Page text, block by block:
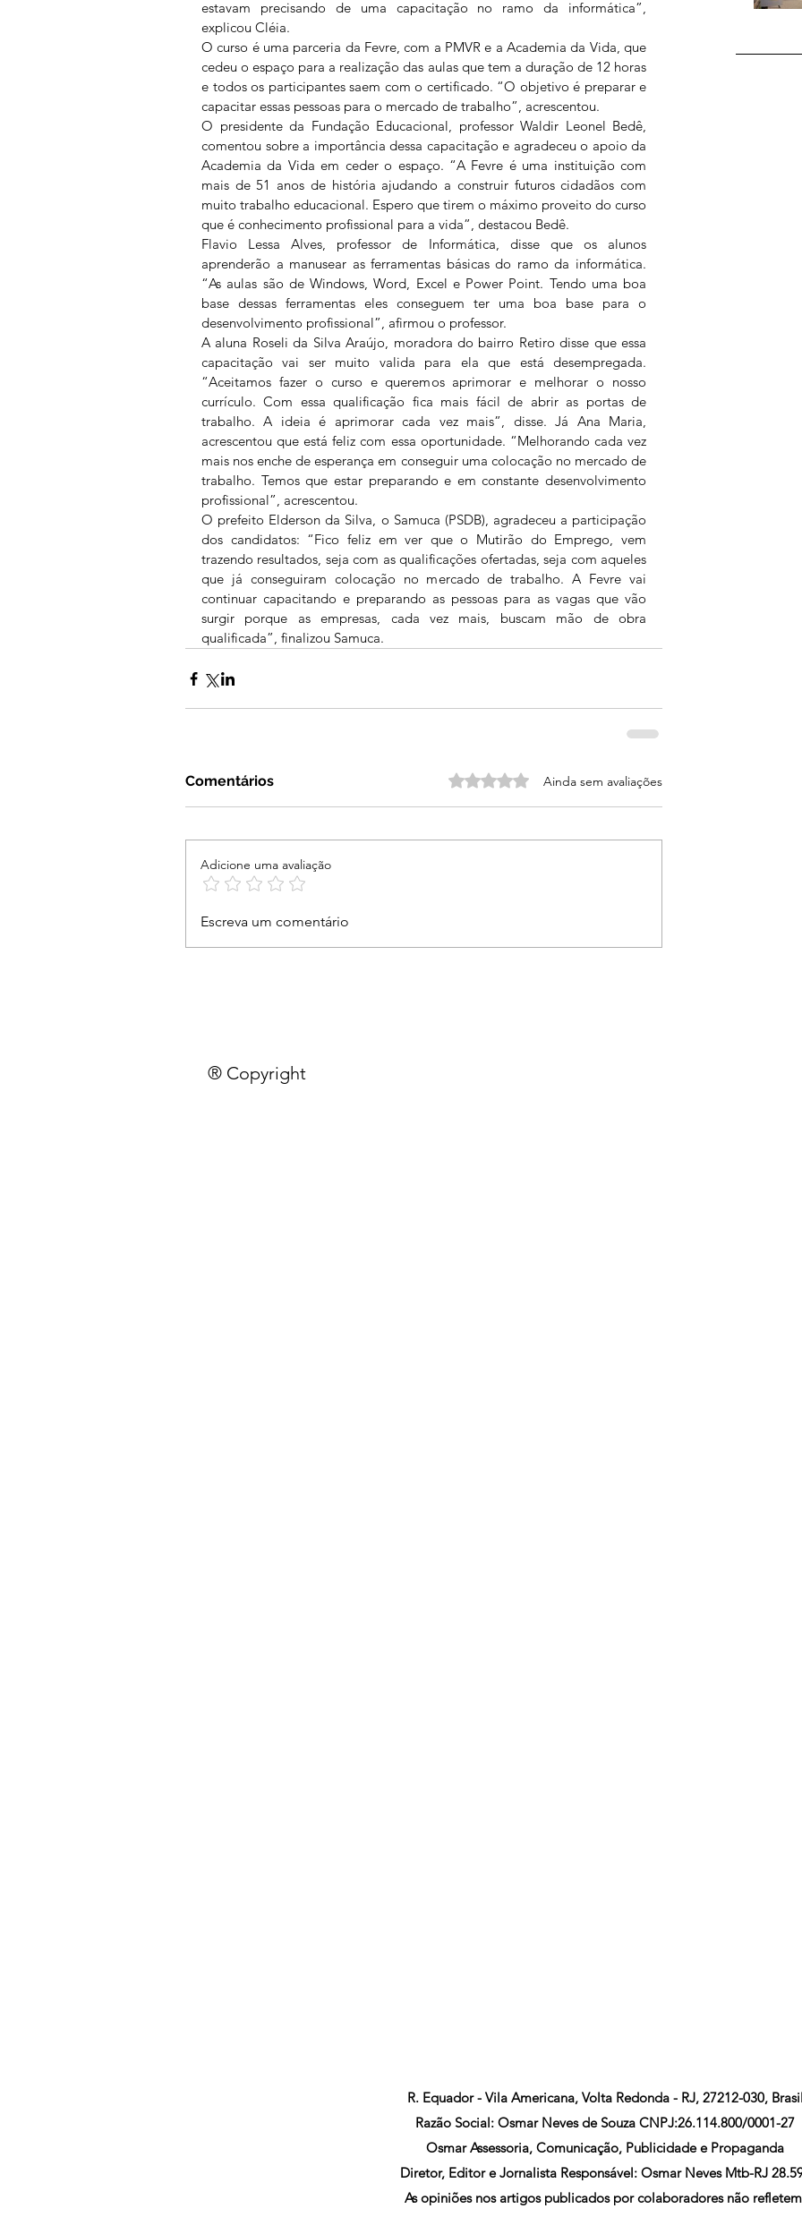
estavam precisando de uma capacitação no ramo da informática”,
explicou Cléia.
O curso é uma parceria da Fevre, com a PMVR e a Academia da Vida, que
cedeu o espaço para a realização das aulas que tem a duração de 12 horas
e todos os participantes saem com o certificado. “O objetivo é preparar e
capacitar essas pessoas para o mercado de trabalho”, acrescentou.
O presidente da Fundação Educacional, professor Waldir Leonel Bedê,
comentou sobre a importância dessa capacitação e agradeceu o apoio da
Academia da Vida em ceder o espaço. “A Fevre é uma instituição com
mais de 51 anos de história ajudando a construir futuros cidadãos com
muito trabalho educacional. Espero que tirem o máximo proveito do curso
que é conhecimento profissional para a vida”, destacou Bedê.
Flavio Lessa Alves, professor de Informática, disse que os alunos
aprenderão a manusear as ferramentas básicas do ramo da informática.
“As aulas são de Windows, Word, Excel e Power Point. Tendo uma boa
base dessas ferramentas eles conseguem ter uma boa base para o
desenvolvimento profissional”, afirmou o professor.
A aluna Roseli da Silva Araújo, moradora do bairro Retiro disse que essa
capacitação vai ser muito valida para ela que está desempregada.
“Aceitamos fazer o curso e queremos aprimorar e melhorar o nosso
currículo. Com essa qualificação fica mais fácil de abrir as portas de
trabalho. A ideia é aprimorar cada vez mais”, disse. Já Ana Maria,
acrescentou que está feliz com essa oportunidade. “Melhorando cada vez
mais nos enche de esperança em conseguir uma colocação no mercado de
trabalho. Temos que estar preparando e em constante desenvolvimento
profissional”, acrescentou.
O prefeito Elderson da Silva, o Samuca (PSDB), agradeceu a participação
dos candidatos: “Fico feliz em ver que o Mutirão do Emprego, vem
trazendo resultados, seja com as qualificações ofertadas, seja com aqueles
que já conseguiram colocação no mercado de trabalho. A Fevre vai
continuar capacitando e preparando as pessoas para as vagas que vão
surgir porque as empresas, cada vez mais, buscam mão de obra
qualificada”, finalizou Samuca.
Comentários Avaliado com 0 de 5 estrelas.
Ainda sem avaliações
Adicione uma avaliação
Escreva um comentário
® Copyright
R. Equador - Vila Americana, Volta Redonda - RJ, 27212-030, Brasil
Razão Social: Osmar Neves de Souza CNPJ:26.114.800/0001-27
Osmar Assessoria, Comunicação, Publicidade e Propaganda
Diretor, Editor e Jornalista Responsável: Osmar Neves Mtb-RJ
As opiniões nos artigos publicados por colaboradores não